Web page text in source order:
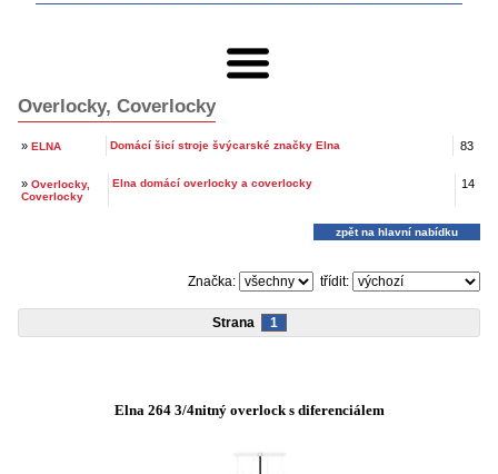
Overlocky, Coverlocky
» ELNA Domácí šicí stroje švýcarské značky Elna 83
» Overlocky,
Coverlocky
Elna domácí overlocky a coverlocky 14
zpět na hlavní nabídku
třídit:
Značka:
Strana 1
Elna 264 3/4nitný overlock s diferenciálem